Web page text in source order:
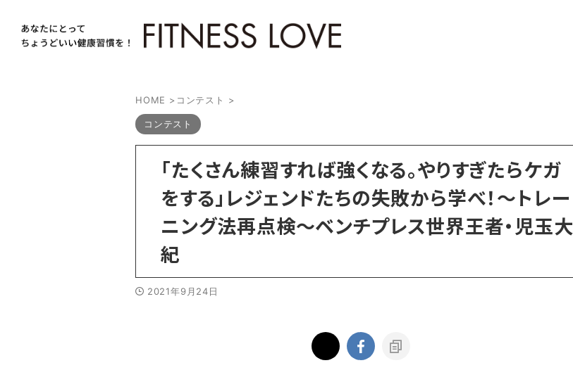
HOME > コンテスト >
コンテスト
「たくさん練習すれば強くなる。やりすぎたらケガ
をする」レジェンドたちの失敗から学べ！～トレー
ニング法再点検～ベンチプレス世界王者・児玉大
紀
2021年9月24日